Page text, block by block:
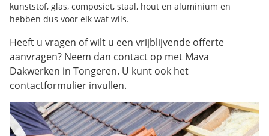
kunststof, glas, composiet, staal, hout en aluminium en
hebben dus voor elk wat wils.
Heeft u vragen of wilt u een vrijblijvende offerte
aanvragen? Neem dan contact op met Mava
Dakwerken in Tongeren. U kunt ook het
contactformulier invullen.